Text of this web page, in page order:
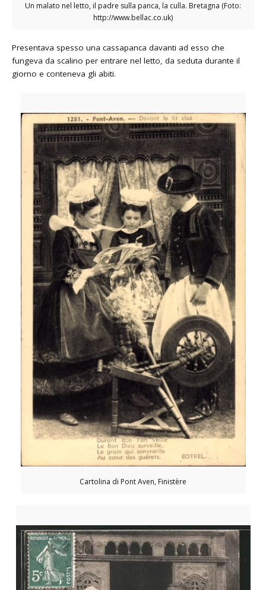
Un malato nel letto, il padre sulla panca, la culla. Bretagna (Foto:
http://www.bellac.co.uk)
Presentava spesso una cassapanca davanti ad esso che
fungeva da scalino per entrare nel letto, da seduta durante il
giorno e conteneva gli abiti.
Cartolina di Pont Aven, Finistère